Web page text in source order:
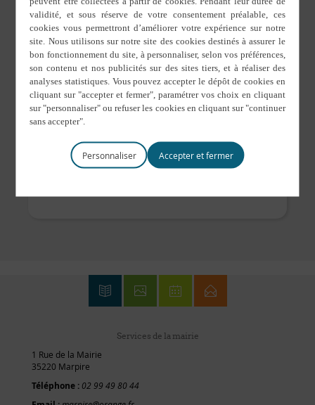
DÉTAILS
Date :
8 mars
Heure :
14 h 00 min à 17 h 00 min
Carnaval de
Soirée Saint Patrick au P’ty
Services de la mairie
1 Rue de la Mairie
35220 Marpire
Téléphone : 02 99 49 80 44
Personnaliser